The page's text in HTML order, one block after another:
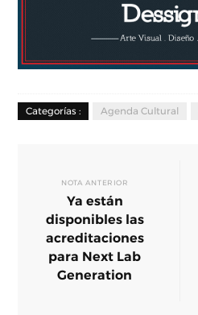
Categorías : Agenda Cultural
NOTA ANTERIOR
Ya están
disponibles las
acreditaciones
para Next Lab
Generation